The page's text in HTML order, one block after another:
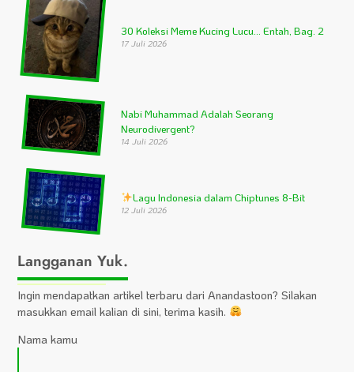
30 Koleksi Meme Kucing Lucu… Entah, Bag. 2
17 Juli 2026
Nabi Muhammad Adalah Seorang
Neurodivergent?
14 Juli 2026
Lagu Indonesia dalam Chiptunes 8-Bit
12 Juli 2026
Langganan Yuk.
Ingin mendapatkan artikel terbaru dari Anandastoon? Silakan
masukkan email kalian di sini, terima kasih.
Nama kamu